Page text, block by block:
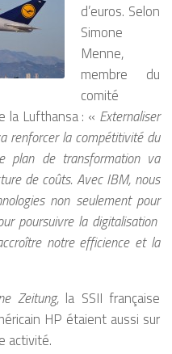
d’euros. Selon
Simone
Menne,
membre du
comité
la Lufthansa : « Externaliser
renforcer la compétitivité du
plan de transformation va
de coûts. Avec IBM, nous
non seulement pour
poursuivre la digitalisation
notre efficience et la
Zeitung,la SSII française
HP étaient aussi sur
activité.